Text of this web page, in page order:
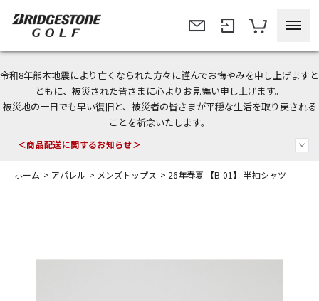
令和8年熊本地震により亡くなられた方々に謹んでお悔やみを申し上げますと
ともに、被災された皆さまに心よりお見舞い申し上げます。
被災地の一日でも早い復旧と、被災者の皆さまが平穏な生活を取り戻される
ことを祈念いたします。
＜夏季休暇中のご注文・発送・お問い合わせ＞
今なら新規会員登録で1,000円OFFクーポンプレゼント！
＜商品配送に関するお知らせ＞
ホーム > アパレル > メンズトップス > 26年春夏 【B-01】 半袖シャツ